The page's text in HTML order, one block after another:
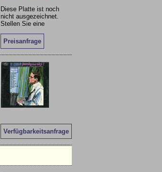
Diese Platte ist noch
nicht ausgezeichnet.
Stellen Sie eine
Preisanfrage
Verfügbarkeitsanfrage